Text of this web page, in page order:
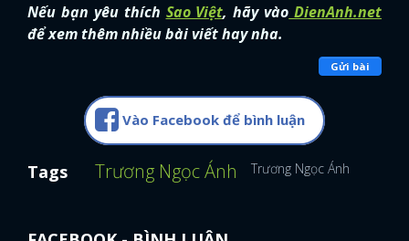
Nếu bạn yêu thích Sao Việt, hãy vào DienAnh.net
để xem thêm nhiều bài viết hay nha.
Gửi bài
Vào Facebook để bình luận
Tags Trương Ngọc Ánh Trương Ngọc Ánh